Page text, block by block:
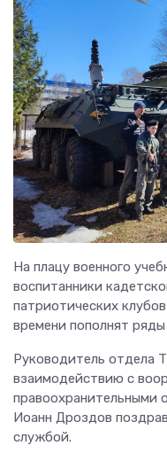
На плацу военного
воспитанники
патриотических
времени пополнят
Руководитель отдела
взаимодействию с
правоохранительными
Иоанн Дроздов
службой.